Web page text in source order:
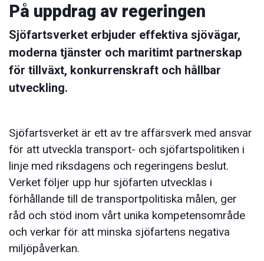
På uppdrag av regeringen
Sjöfartsverket erbjuder effektiva sjövägar,
moderna tjänster och maritimt partnerskap
för tillväxt, konkurrenskraft och hållbar
utveckling.
Sjöfartsverket är ett av tre affärsverk med ansvar
för att utveckla transport- och sjöfartspolitiken i
linje med riksdagens och regeringens beslut.
Verket följer upp hur sjöfarten utvecklas i
förhållande till de transportpolitiska målen, ger
råd och stöd inom vårt unika kompetensområde
och verkar för att minska sjöfartens negativa
miljöpåverkan.